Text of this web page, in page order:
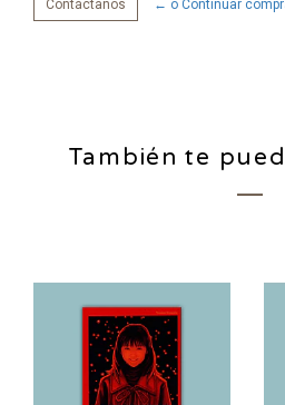
Contáctanos ← o Continuar
También te